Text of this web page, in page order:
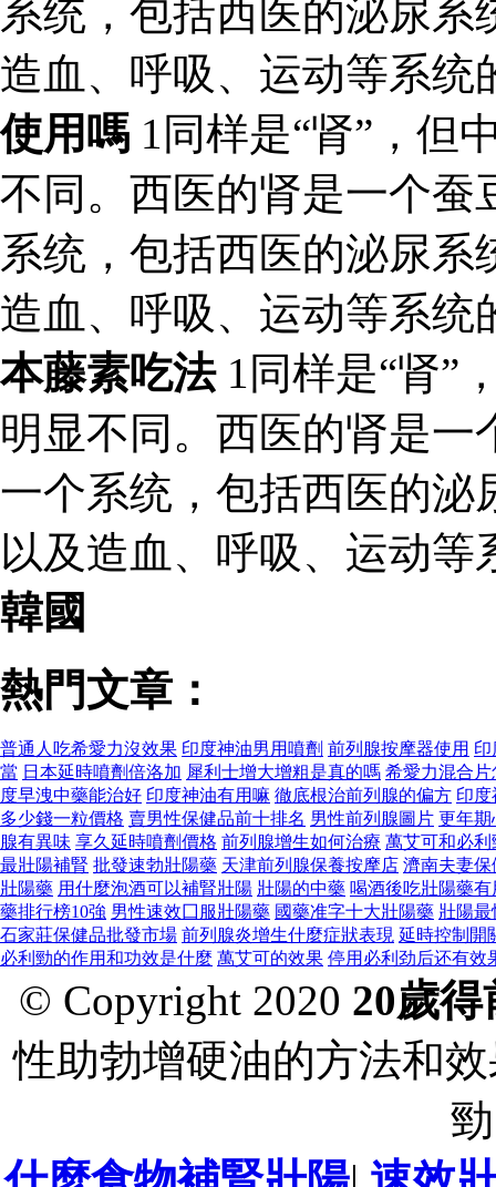
系统，包括西医的泌尿
造血、呼吸、运动等系
使用嗎 1同样是“肾”，但
不同。西医的肾是一个蚕
系统，包括西医的泌尿
造血、呼吸、运动等系
本藤素吃法1同样是“肾”
明显不同。西医的肾是
一个系统，包括西医的泌
以及造血、呼吸、运动
韓國
熱門文章：
普通人吃希愛力沒效果 印度神油男用噴劑 前列腺按摩器使用 印
當 日本延時噴劑倍洛加 犀利士增大增粗是真的嗎 希愛力混合片
度早洩中藥能治好 印度神油有用嘛 徹底根治前列腺的偏方 印
多少錢一粒價格 賣男性保健品前十排名 男性前列腺圖片 更年期
腺有異味 享久延時噴劑價格 前列腺增生如何治療 萬艾可和必
最壯陽補腎 批發速勃壯陽藥 天津前列腺保養按摩店 濟南夫妻
壯陽藥 用什麼泡酒可以補腎壯陽 壯陽的中藥 喝酒後吃壯陽藥有
藥排行榜10強 男性速效囗服壯陽藥 國藥准字十大壯陽藥 壯陽
石家莊保健品批發市場 前列腺炎增生什麼症狀表現 延時控制開
必利勁的作用和功效是什麼 萬艾可的效果 停用必利劲后还有效
© Copyright 2020 20歲
性助勃增硬油的方法和